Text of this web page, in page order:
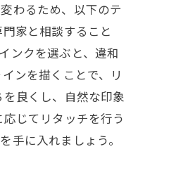
わるため、以下のテ
家と相談すること
ンクを選ぶと、違和
ンを描くことで、リ
良くし、自然な印象
じてリタッチを行う
手に入れましょう。